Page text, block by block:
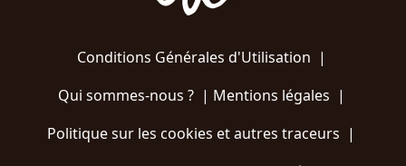
Conditions Générales d'Utilisation |
Qui sommes-nous ?| Mentions légales |
Politique sur les cookies et autres traceurs |